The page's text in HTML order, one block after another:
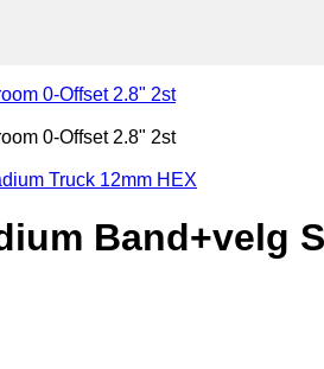
Truck 12mm HEX
Band+velg